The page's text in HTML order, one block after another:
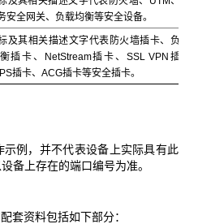
安全网关、负载均衡等安全设备。
及其相关描述文字代表防火墙插卡、负
插卡、NetStream插卡、SSL VPN插
插卡、ACG插卡等安全插卡。
例，并不代表设备上实际具有此
备上存在的端口编号为准。
套资料包括如下部分：